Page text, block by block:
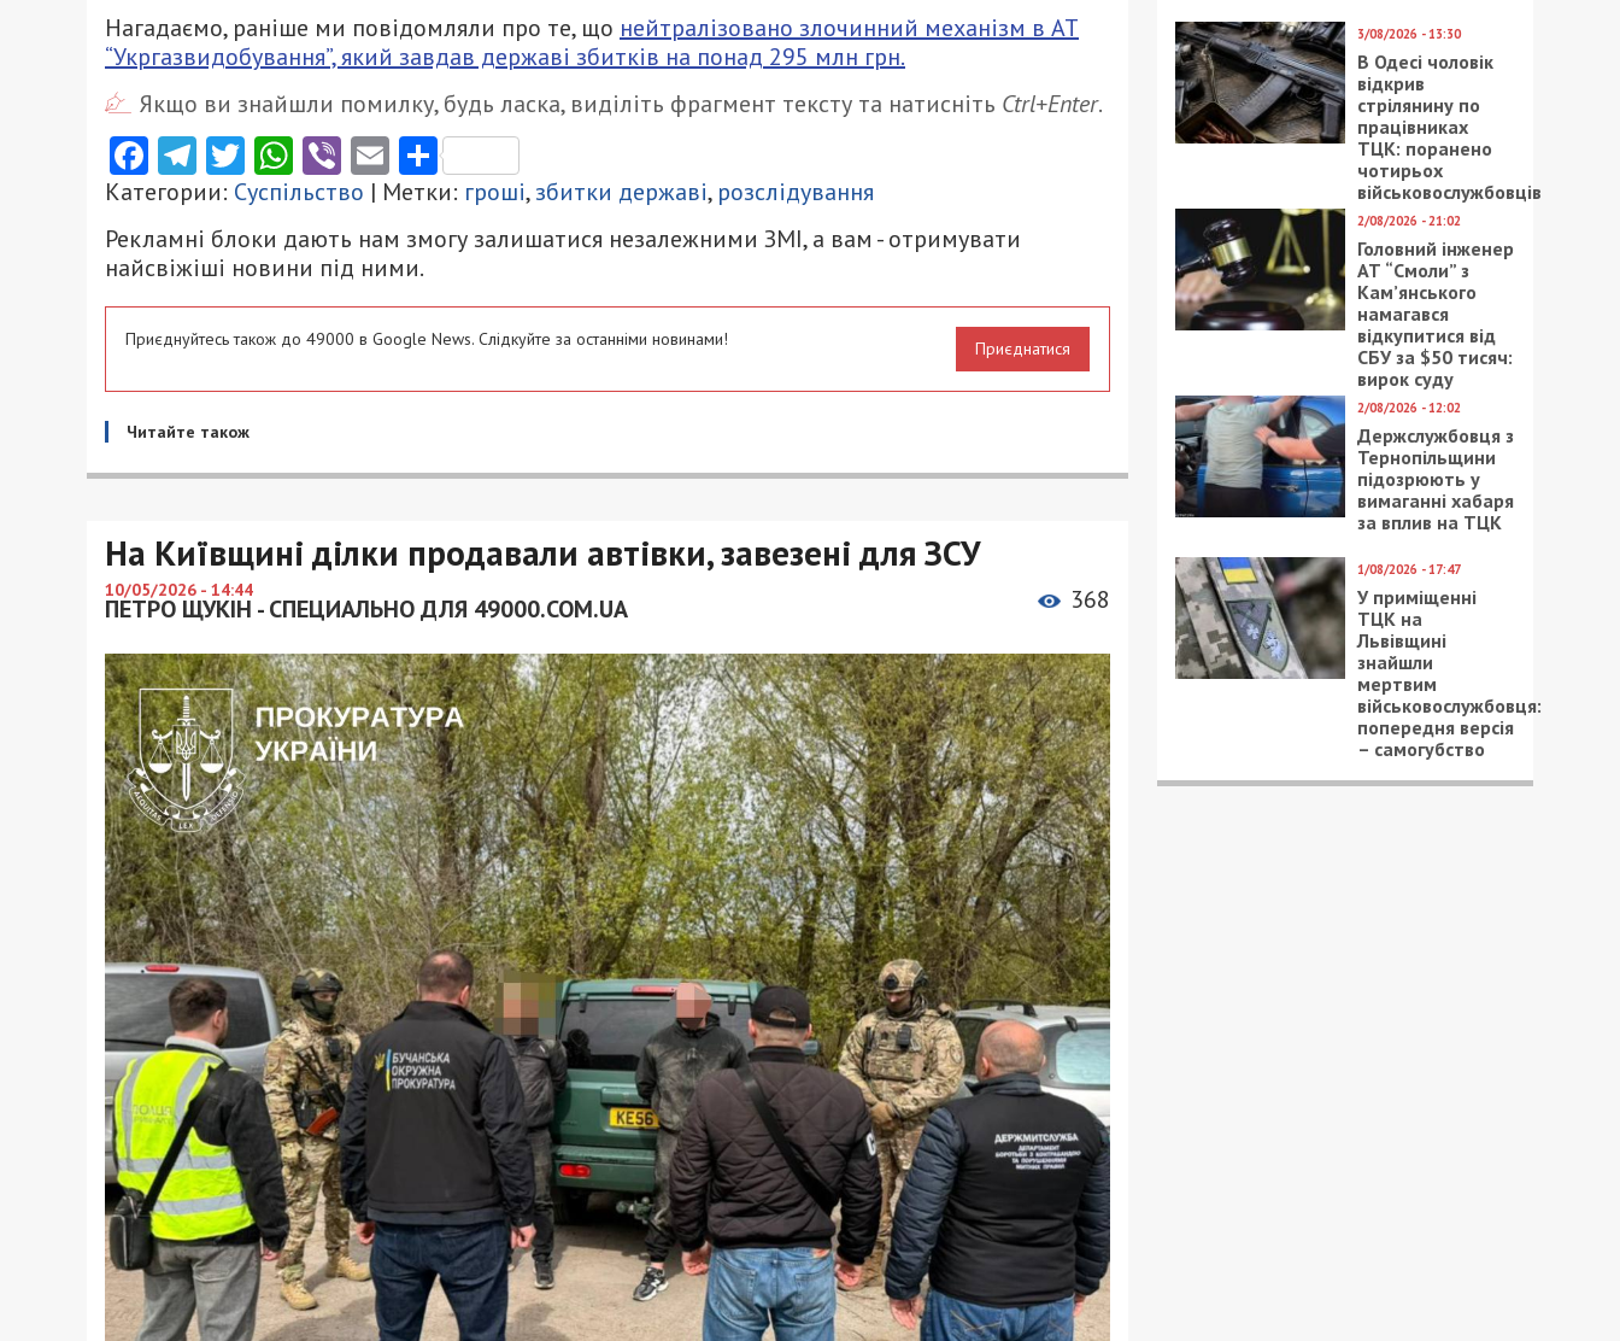
Нагадаємо, раніше ми повідомляли про те, що нейтралізовано злочинний механізм в АТ
“Укргазвидобування”, який завдав державі збитків на понад 295 млн грн.
Якщо ви знайшли помилку, будь ласка, виділіть фрагмент тексту та натисніть Ctrl+Enter.
Facebook
Telegram
Twitter
WhatsApp
ViberEmailПоділитися
Категории: Суспільство | Метки: гроші,збитки державі, розслідування
Рекламні блоки дають нам змогу залишатися незалежними ЗМІ, а вам - отримувати
найсвіжіші новини під ними.
Приєднуйтесь також до 49000 в Google News. Слідкуйте за останніми новинами! Приєднатися
Читайте також
На Київщині ділки продавали автівки, завезені для ЗСУ
10/05/2026 - 14:44
ПЕТРО ЩУКІН - СПЕЦИАЛЬНО ДЛЯ 49000.COM.UA 368
3/08/2026 - 13:30
В Одесі чоловік
відкрив
стрілянину по
працівниках
ТЦК: поранено
чотирьох
військовослужбовців
2/08/2026 - 21:02
Головний інженер
АТ “Смоли” з
Кам’янського
намагався
відкупитися від
СБУ за $50 тисяч:
вирок суду
2/08/2026 - 12:02
Держслужбовця з
Тернопільщини
підозрюють у
вимаганні хабаря
за вплив на ТЦК
1/08/2026 - 17:47
У приміщенні
ТЦК на
Львівщині
знайшли
мертвим
військовослужбовця:
попередня версія
– самогубство